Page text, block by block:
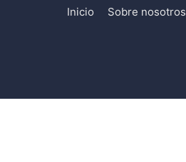
Inicio Sobre nosotros